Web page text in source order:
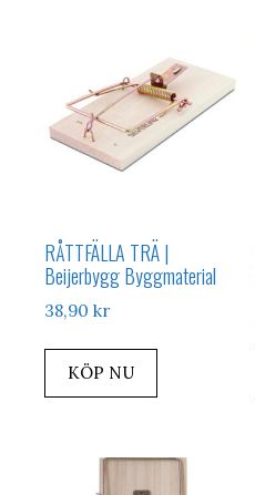
RÅTTFÄLLA TRÄ |
Beijerbygg Byggmaterial
38,90 kr
KÖP NU